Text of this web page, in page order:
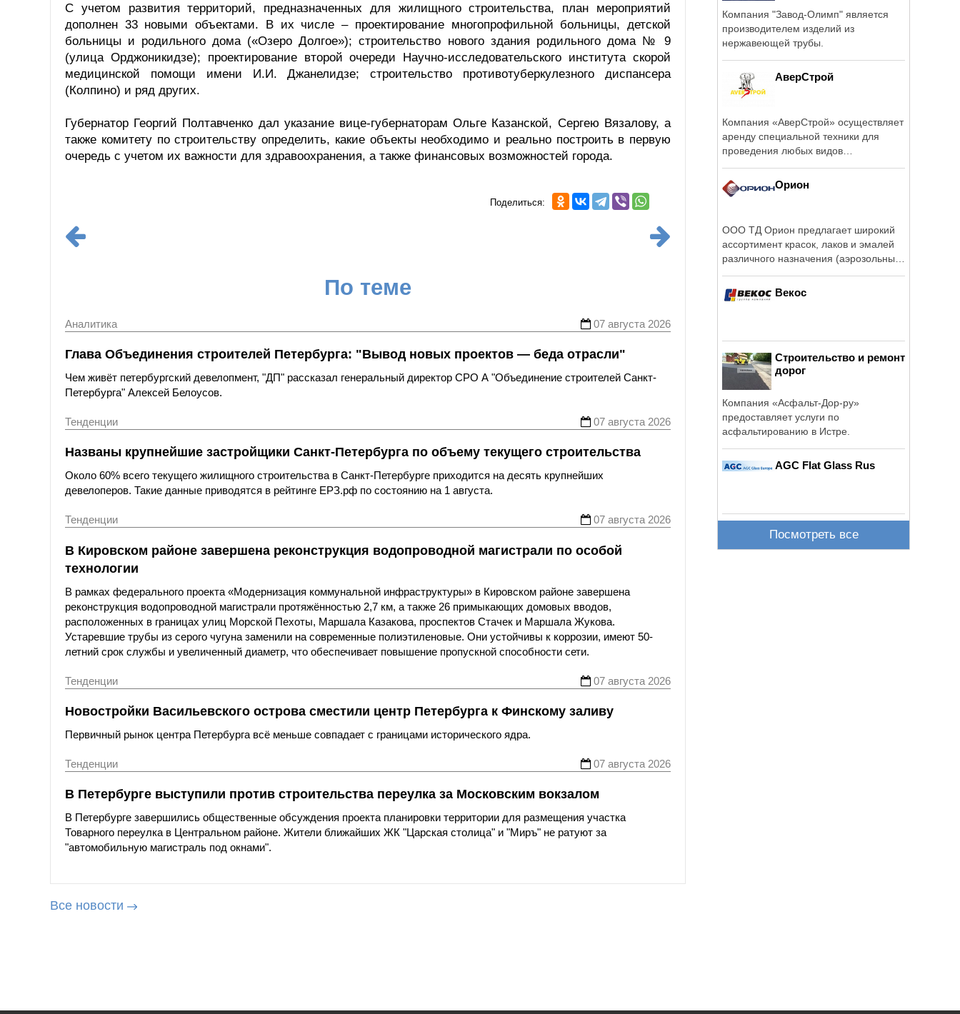
С учетом развития территорий, предназначенных для жилищного строительства, план мероприятий
дополнен 33 новыми объектами. В их числе – проектирование многопрофильной больницы, детской
больницы и родильного дома («Озеро Долгое»); строительство нового здания родильного дома № 9
(улица Орджоникидзе); проектирование второй очереди Научно-исследовательского института скорой
медицинской помощи имени И.И. Джанелидзе; строительство противотуберкулезного диспансера
(Колпино) и ряд других.
Губернатор Георгий Полтавченко дал указание вице-губернаторам Ольге Казанской, Сергею Вязалову, а
также комитету по строительству определить, какие объекты необходимо и реально построить в первую
очередь с учетом их важности для здравоохранения, а также финансовых возможностей города.
Поделиться:
По теме
Аналитика 07 августа 2026
Глава Объединения строителей Петербурга: "Вывод новых проектов — беда отрасли"
Чем живёт петербургский девелопмент, "ДП" рассказал генеральный директор СРО А "Объединение строителей Санкт-
Петербурга" Алексей Белоусов.
Тенденции 07 августа 2026
Названы крупнейшие застройщики Санкт-Петербурга по объему текущего строительства
Около 60% всего текущего жилищного строительства в Санкт-Петербурге приходится на десять крупнейших
девелоперов. Такие данные приводятся в рейтинге ЕРЗ.рф по состоянию на 1 августа.
Тенденции 07 августа 2026
В Кировском районе завершена реконструкция водопроводной магистрали по особой
технологии
В рамках федерального проекта «Модернизация коммунальной инфраструктуры» в Кировском районе завершена
реконструкция водопроводной магистрали протяжённостью 2,7 км, а также 26 примыкающих домовых вводов,
расположенных в границах улиц Морской Пехоты, Маршала Казакова, проспектов Стачек и Маршала Жукова.
Устаревшие трубы из серого чугуна заменили на современные полиэтиленовые. Они устойчивы к коррозии, имеют 50-
летний срок службы и увеличенный диаметр, что обеспечивает повышение пропускной способности сети.
Тенденции 07 августа 2026
Новостройки Васильевского острова сместили центр Петербурга к Финскому заливу
Первичный рынок центра Петербурга всё меньше совпадает с границами исторического ядра.
Тенденции 07 августа 2026
В Петербурге выступили против строительства переулка за Московским вокзалом
В Петербурге завершились общественные обсуждения проекта планировки территории для размещения участка
Товарного переулка в Центральном районе. Жители ближайших ЖК "Царская столица" и "Миръ" не ратуют за
"автомобильную магистраль под окнами".
Все новости
Компания "Завод-Олимп" является
производителем изделий из
нержавеющей трубы.
АверСтрой
Компания «АверСтрой» осуществляет
аренду специальной техники для
проведения любых видов
Орион
ООО ТД Орион предлагает широкий
ассортимент красок, лаков и эмалей
различного назначения (аэрозольные
Векос
Строительство и ремонт
дорог
Компания «Асфальт-Дор-ру»
предоставляет услуги по
асфальтированию в Истре.
AGC Flat Glass Rus
Посмотреть все